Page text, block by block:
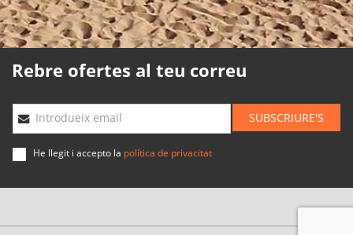
per
Binary
Menorca
Rebre ofertes al teu correu
Introdueix email SUBSCRIURE'S
He llegit i accepto la política de privacitat